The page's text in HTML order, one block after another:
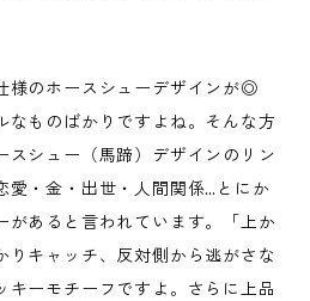
様のホースシューデザインが◎
なものばかりですよね。そんな方
スシュー（馬蹄）デザインのリン
愛・金・出世・人間関係…とにか
があると言われています。「上か
りキャッチ、反対側から逃がさな
キーモチーフですよ。さらに上品